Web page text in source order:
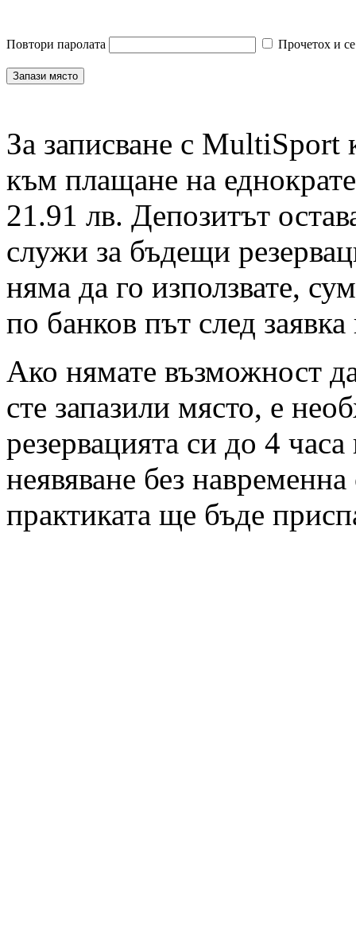
Повтори паролата Прочетох и
За записване с MultiSport
към плащане на
21.91 лв. Депозитът
служи за бъдещи
няма да го използвате,
по банков път след
Ако нямате възможност
сте запазили място, е
резервацията си до 4
неявяване без
практиката ще бъде